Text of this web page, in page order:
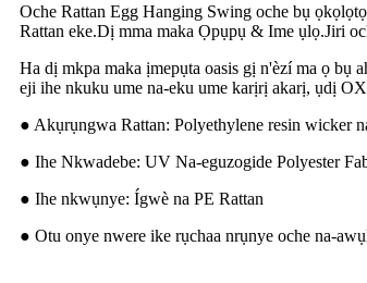
Oche Rattan Egg Hanging Swing oche bụ
Rattan eke.Dị mma maka Ọpụpụ & Ime ụlọ.Jiri
Ha dị mkpa maka ịmepụta oasis gị n'èzí ma ọ bụ
eji ihe nkuku ume na-eku ume karịrị akarị, ụdị
● Akụrụngwa Rattan: Polyethylene resin wicker
● Ihe Nkwadebe: UV Na-eguzogide Polyester
● Ihe nkwụnye: Ígwè na PE Rattan
● Otu onye nwere ike rụchaa nrụnye oche na-